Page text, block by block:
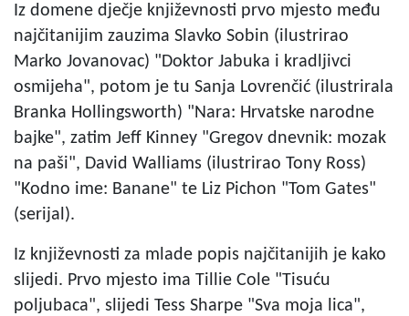
Iz domene dječje književnosti prvo mjesto među
najčitanijim zauzima Slavko Sobin (ilustrirao
Marko Jovanovac) "Doktor Jabuka i kradljivci
osmijeha", potom je tu Sanja Lovrenčić (ilustrirala
Branka Hollingsworth) "Nara: Hrvatske narodne
bajke", zatim Jeff Kinney "Gregov dnevnik: mozak
na paši", David Walliams (ilustrirao Tony Ross)
"Kodno ime: Banane" te Liz Pichon "Tom Gates"
(serijal).
Iz književnosti za mlade popis najčitanijih je kako
slijedi. Prvo mjesto ima Tillie Cole "Tisuću
poljubaca", slijedi Tess Sharpe "Sva moja lica",